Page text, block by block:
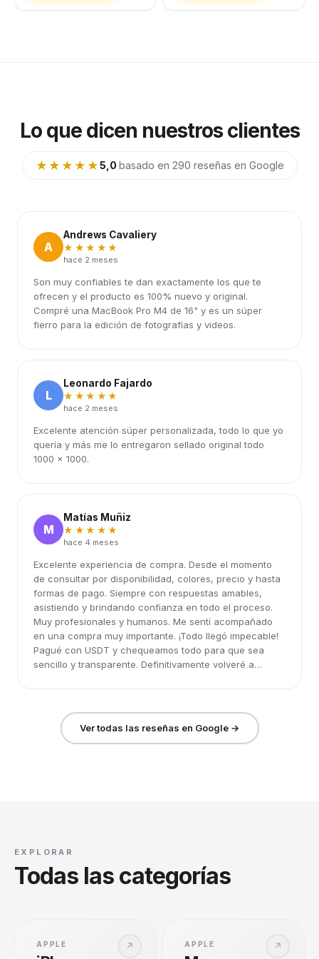
Lo que dicen nuestros clientes
★★★★★5,0·basado en 290 reseñas en Google
A
Andrews Cavaliery
★★★★★
hace 2 meses
Son muy confiables te dan exactamente los que te
ofrecen y el producto es 100% nuevo y original.
Compré una MacBook Pro M4 de 16" y es un súper
fierro para la edición de fotografías y videos.
L
Leonardo Fajardo
★★★★★
hace 2 meses
Excelente atención súper personalizada, todo lo que yo
quería y más me lo entregaron sellado original todo
1000 x 1000.
M
Matías Muñiz
★★★★★
hace 4 meses
Excelente experiencia de compra. Desde el momento
de consultar por disponibilidad, colores, precio y hasta
formas de pago. Siempre con respuestas amables,
asistiendo y brindando confianza en todo el proceso.
Muy profesionales y humanos. Me sentí acompañado
en una compra muy importante. ¡Todo llegó impecable!
Pagué con USDT y chequeamos todo para que sea
sencillo y transparente. Definitivamente volveré a
Ver todas las reseñas en Google →
EXPLORAR
Todas las categorías
↗
APPLE ↗
APPLE